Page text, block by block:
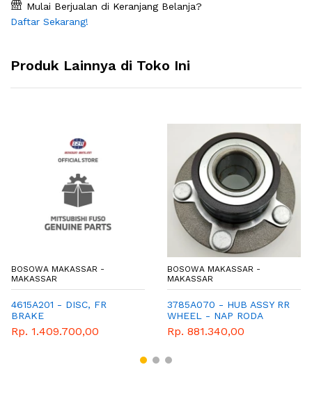
Mulai Berjualan di Keranjang Belanja?
Daftar Sekarang!
Produk Lainnya di Toko Ini
BOSOWA MAKASSAR -
MAKASSAR
4615A201 - DISC, FR
BRAKE
Rp. 1.409.700,00
BOSOWA MAKASSAR -
MAKASSAR
3785A070 - HUB ASSY RR
WHEEL - NAP RODA
BELAKANG - MITSUBISHI
- WIMA TIGA BERLIAN -
Rp. 881.340,00